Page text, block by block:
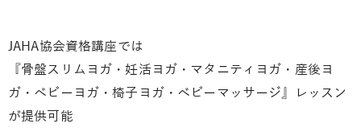
JAHA協会資格講座では
『骨盤スリムヨガ・妊活ヨガ・マタニティヨガ・産後ヨ
ガ・ベビーヨガ・椅子ヨガ・ベビーマッサージ』レッスン
が提供可能